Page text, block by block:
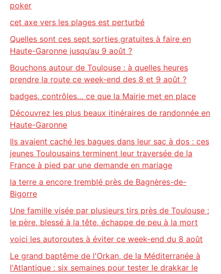
poker
cet axe vers les plages est perturbé
Quelles sont ces sept sorties gratuites à faire en
Haute-Garonne jusqu’au 9 août ?
Bouchons autour de Toulouse : à quelles heures
prendre la route ce week-end des 8 et 9 août ?
badges, contrôles… ce que la Mairie met en place
Découvrez les plus beaux itinéraires de randonnée en
Haute-Garonne
Ils avaient caché les bagues dans leur sac à dos : ces
jeunes Toulousains terminent leur traversée de la
France à pied par une demande en mariage
la terre a encore tremblé près de Bagnères-de-
Bigorre
Une famille visée par plusieurs tirs près de Toulouse :
le père, blessé à la tête, échappe de peu à la mort
voici les autoroutes à éviter ce week-end du 8 août
Le grand baptême de l'Orkan, de la Méditerranée à
l'Atlantique : six semaines pour tester le drakkar le